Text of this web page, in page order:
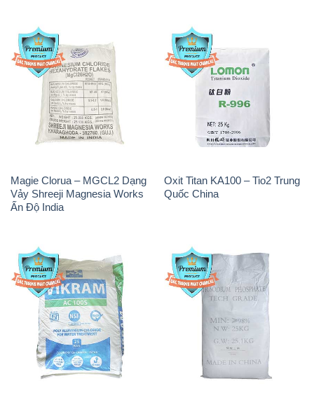
Magie Clorua – MGCL2 Dạng
Vảy Shreeji Magnesia Works
Ấn Độ India
Oxit Titan KA100 – Tio2 Trung
Quốc China